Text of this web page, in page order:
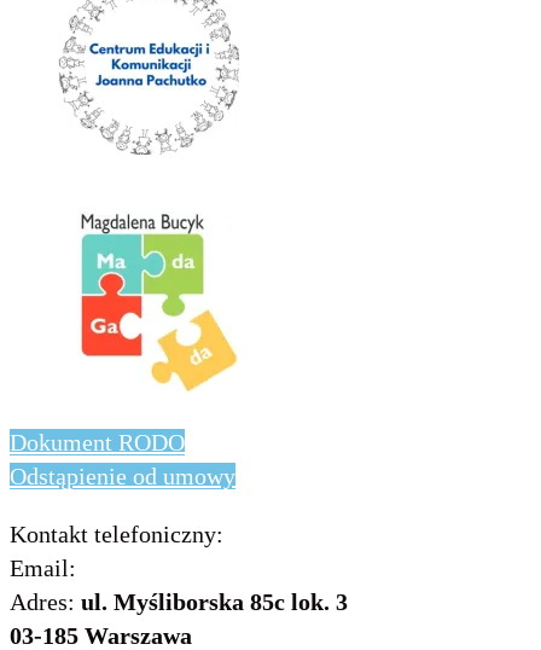
Dokument RODO
Odstąpienie od umowy
Kontakt telefoniczny:
Email:
Adres: ul. Myśliborska 85c lok. 3
03-185 Warszawa